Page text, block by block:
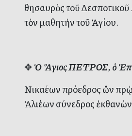
θησαυρὸς τοῦ
τὸν μαθητὴν τοῦ Ἁγίου.
✥ Ὁ Ἅγιος ΠΕΤΡΟΣ, ὁ
Νικαέων πρόεδρος ὢν
Ἁλιέων σύνεδρος ἐκθανὼν